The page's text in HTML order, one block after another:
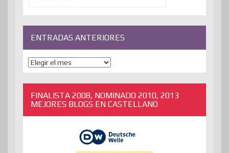
ENTRADAS ANTERIORES
ENTRADAS
ANTERIORES
FINALISTA 2008, NOMINADO 2010, 2013
MEJORES BLOGS EN CASTELLANO